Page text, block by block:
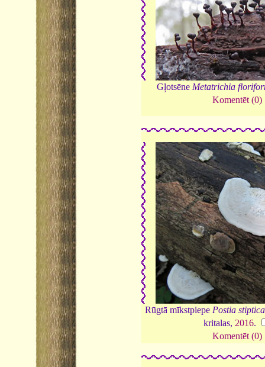
Gļotsēne Metatrichia
Komentēt (0)
Rūgtā mīkstpiepe Postia stiptica
kritalas, 2016.
Komentēt (0)